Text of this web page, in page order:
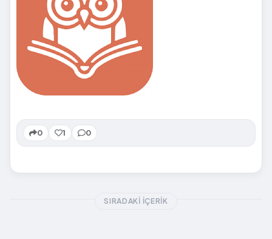
0 1 0
SIRADAKI İÇERIK